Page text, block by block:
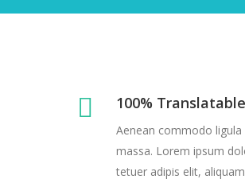
100% Translatable
Aenean commodo
massa. Lorem ipsum
tetuer adipis elit,